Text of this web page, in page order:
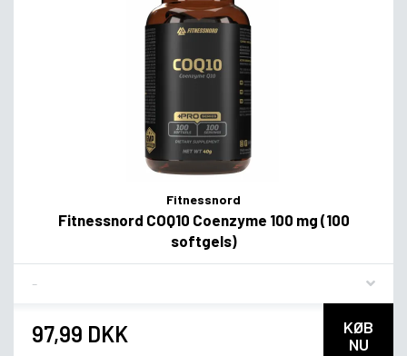
Fitnessnord
Fitnessnord COQ10 Coenzyme 100 mg (100
softgels)
97,99 DKK
KØB
NU